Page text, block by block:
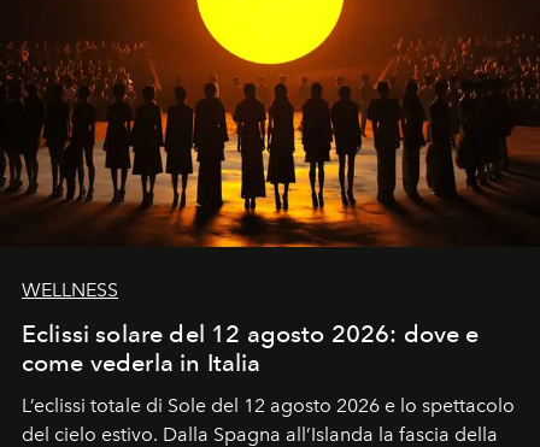
WELLNESS
Eclissi solare del 12 agosto 2026: dove e
come vederla in Italia
L’eclissi totale di Sole del 12 agosto 2026 e lo spettacolo
del cielo estivo. Dalla Spagna all’Islanda la fascia della